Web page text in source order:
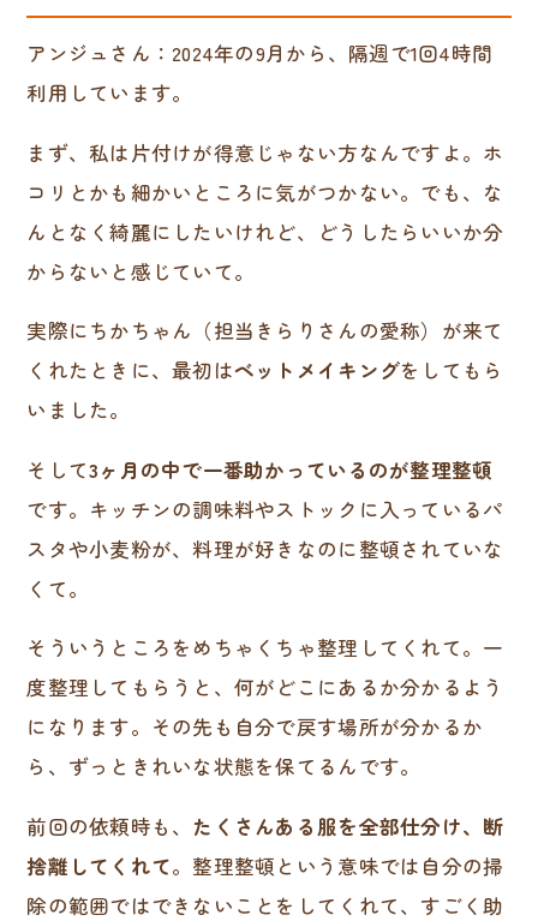
アンジュさん：2024年の9月から、隔週で1回4時間
利用しています。
まず、私は片付けが得意じゃない方なんですよ。ホ
コリとかも細かいところに気がつかない。でも、な
んとなく綺麗にしたいけれど、どうしたらいいか分
からないと感じていて。
実際にちかちゃん（担当きらりさんの愛称）が来て
くれたときに、最初はベットメイキングをしてもら
いました。
そして3ヶ月の中で一番助かっているのが整理整頓
です。キッチンの調味料やストックに入っているパ
スタや小麦粉が、料理が好きなのに整頓されていな
くて。
そういうところをめちゃくちゃ整理してくれて。一
度整理してもらうと、何がどこにあるか分かるよう
になります。その先も自分で戻す場所が分かるか
ら、ずっときれいな状態を保てるんです。
前回の依頼時も、 たくさんある服を全部仕分け、断
捨離してくれて。整理整頓という意味では自分の掃
除の範囲ではできないことをしてくれて、すごく助